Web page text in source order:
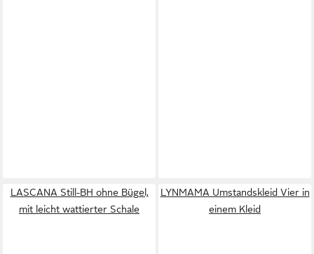
LASCANA Still-BH ohne Bügel,
mit leicht wattierter Schale
LYNMAMA Umstandskleid Vier in
einem Kleid